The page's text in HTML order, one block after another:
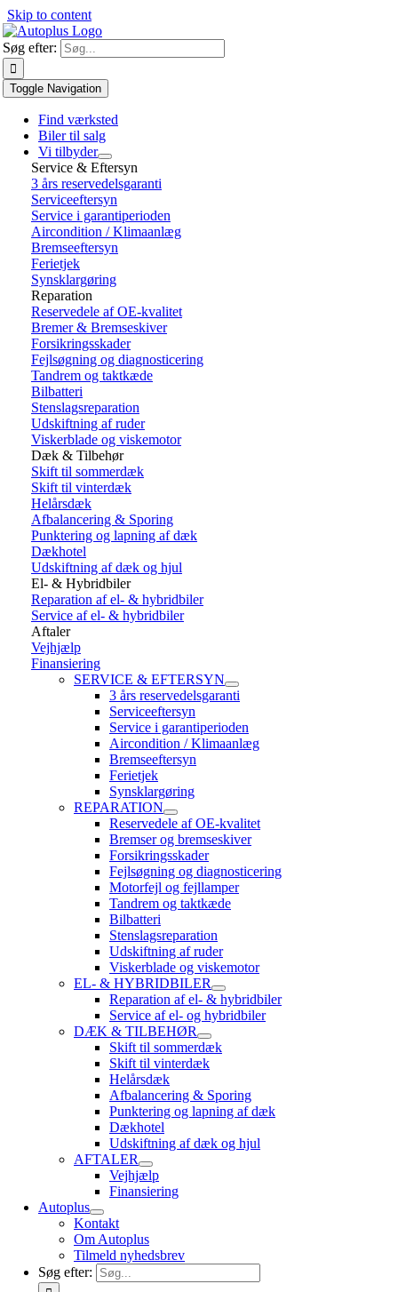
Skip to content
Søg efter:
Toggle Navigation
Find værksted
Biler til salg
Vi tilbyder
Service & Eftersyn
3 års reservedelsgaranti
Serviceeftersyn
Service i garantiperioden
Aircondition / Klimaanlæg
Bremseeftersyn
Ferietjek
Synsklargøring
Reparation
Reservedele af OE-kvalitet
Bremer & Bremseskiver
Forsikringsskader
Fejlsøgning og diagnosticering
Tandrem og taktkæde
Bilbatteri
Stenslagsreparation
Udskiftning af ruder
Viskerblade og viskemotor
Dæk & Tilbehør
Skift til sommerdæk
Skift til vinterdæk
Helårsdæk
Afbalancering & Sporing
Punktering og lapning af dæk
Dækhotel
Udskiftning af dæk og hjul
El- & Hybridbiler
Reparation af el- & hybridbiler
Service af el- & hybridbiler
Aftaler
Vejhjælp
Finansiering
SERVICE & EFTERSYN
3 års reservedelsgaranti
Serviceeftersyn
Service i garantiperioden
Aircondition / Klimaanlæg
Bremseeftersyn
Ferietjek
Synsklargøring
REPARATION
Reservedele af OE-kvalitet
Bremser og bremseskiver
Forsikringsskader
Fejlsøgning og diagnosticering
Motorfejl og fejllamper
Tandrem og taktkæde
Bilbatteri
Stenslagsreparation
Udskiftning af ruder
Viskerblade og viskemotor
EL- & HYBRIDBILER
Reparation af el- & hybridbiler
Service af el- og hybridbiler
DÆK & TILBEHØR
Skift til sommerdæk
Skift til vinterdæk
Helårsdæk
Afbalancering & Sporing
Punktering og lapning af dæk
Dækhotel
Udskiftning af dæk og hjul
AFTALER
Vejhjælp
Finansiering
Autoplus
Kontakt
Om Autoplus
Tilmeld nyhedsbrev
Søg efter: